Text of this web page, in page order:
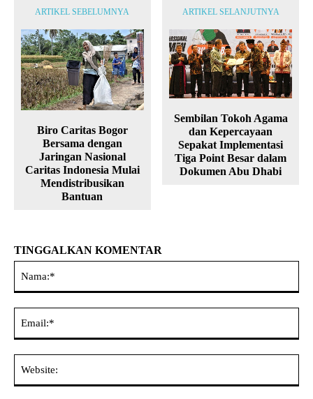
ARTIKEL SEBELUMNYA
Biro Caritas Bogor
Bersama dengan
Jaringan Nasional
Caritas Indonesia Mulai
Mendistribusikan
Bantuan
ARTIKEL SELANJUTNYA
Sembilan Tokoh Agama
dan Kepercayaan
Sepakat Implementasi
Tiga Point Besar dalam
Dokumen Abu Dhabi
TINGGALKAN KOMENTAR